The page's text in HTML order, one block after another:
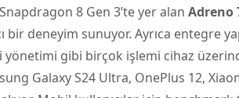
8 Gen 3’te yer alan Adreno
bir deneyim sunuyor. Ayrıca entegre
yönetimi gibi birçok işlemi cihaz
Galaxy S24 Ultra, OnePlus 12,